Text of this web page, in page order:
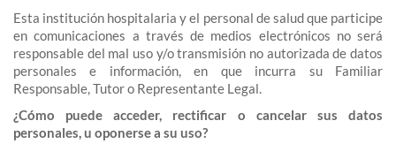
Esta institución hospitalaria y el personal de salud que participe
en comunicaciones a través de medios electrónicos no será
responsable del mal uso y/o transmisión no autorizada de datos
personales e información, en que incurra su Familiar
Responsable, Tutor o Representante Legal.
¿Cómo puede acceder, rectificar o cancelar sus datos
personales, u oponerse a su uso?